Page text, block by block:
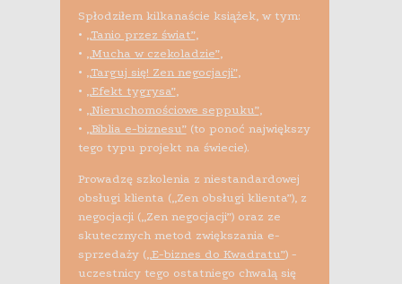
Spłodziłem kilkanaście książek, w tym:
• „Tanio przez świat”,
• „Mucha w czekoladzie”,
• „Targuj się! Zen negocjacji”,
• „Efekt tygrysa”,
• „Nieruchomościowe seppuku”,
• „Biblia e-biznesu”(to ponoć największy
tego typu projekt na świecie).
Prowadzę szkolenia z niestandardowej
obsługi klienta („Zen obsługi klienta”), z
negocjacji („Zen negocjacji”) oraz ze
skutecznych metod zwiększania e-
sprzedaży („E-biznes do Kwadratu”) -
uczestnicy tego ostatniego chwalą się